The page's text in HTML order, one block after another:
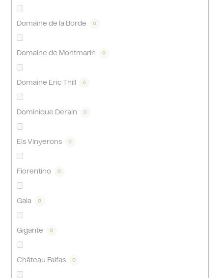
Domaine de la Borde 0
Domaine de Montmarin 0
Domaine Eric Thill 0
Dominique Derain 0
Els Vinyerons 0
Fiorentino 0
Gala 0
Gigante 0
Château Falfas 0